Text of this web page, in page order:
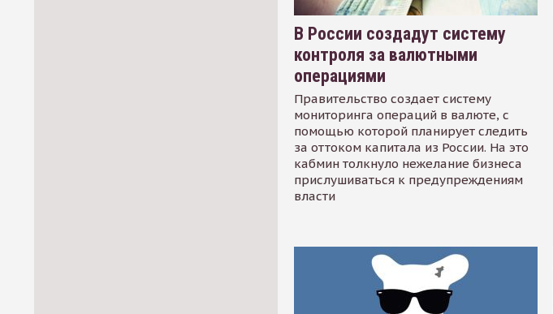
В России создадут систему
контроля за валютными
операциями
Правительство создает систему
мониторинга операций в валюте, с
помощью которой планирует следить
за оттоком капитала из России. На это
кабмин толкнуло нежелание бизнеса
прислушиваться к предупреждениям
власти